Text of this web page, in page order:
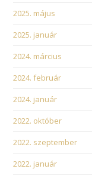
2025. május
2025. január
2024. március
2024. február
2024. január
2022. október
2022. szeptember
2022. január